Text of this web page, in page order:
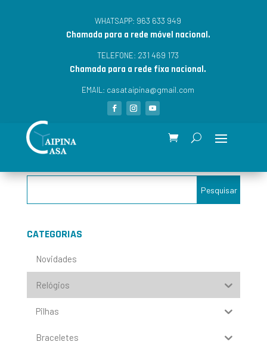
WHATSAPP: 963 633 949
Chamada para a rede móvel nacional.
TELEFONE: 231 469 173
Chamada para a rede fixa nacional.
EMAIL: casataipina@gmail.com
CATEGORIAS
Novidades
Relógios
Pilhas
Braceletes